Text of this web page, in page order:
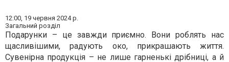
12:00, 19 червня 2024 р.
Загальний розділ
Подарунки – це завжди приємно. Вони роблять нас
щасливішими, радують око, прикрашають життя.
Сувенірна продукція – не лише гарненькі дрібниці, а й